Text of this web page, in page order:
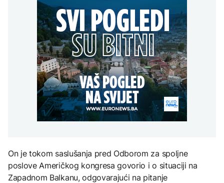
otežava gašenje iz zraka
AKTUELNO
Požar kod Konjica i dalje
aktivan, gust dim
otežava gašenje iz zraka
Grčka dronovima
kontrolisala više od 300
plaža zbog nelegalnog
zauzimanja obale
ultimatum Italiji da ukine
granične kontrole
FOKUS
Amerikanci
upozoravaju: Putin bi
mogao testirati NATO
ograničenim napadom,
najveći rizik od jeseni
miliona dolara
KULTURA
Rat i pijesak prijete
drevnim piramidama
Meroe u Sudanu
albumu
On je tokom saslušanja pred Odborom za spoljne
poslove Američkog kongresa govorio i o situaciji na
Zapadnom Balkanu, odgovarajući na pitanje